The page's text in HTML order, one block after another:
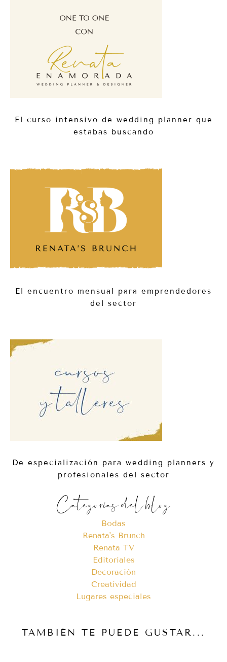
El curso intensivo de wedding planner que
estabas buscando
El encuentro mensual para emprendedores
del sector
De especialización para wedding planners y
profesionales del sector
Categorías del blog
Bodas
Renata's Brunch
Renata TV
Editoriales
Decoración
Creatividad
Lugares especiales
TAMBIÉN TE PUEDE GUSTAR...